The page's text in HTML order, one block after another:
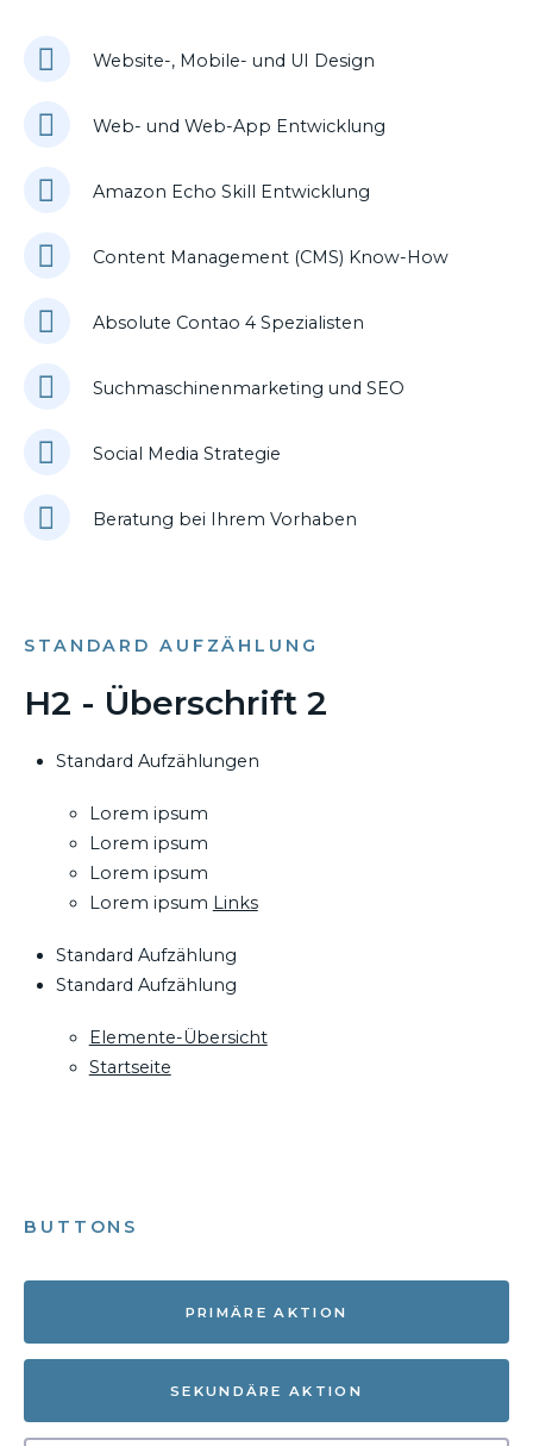
Website-, Mobile- und UI Design
Web- und Web-App Entwicklung
Amazon Echo Skill Entwicklung
Content Management (CMS) Know-How
Absolute Contao 4 Spezialisten
Suchmaschinenmarketing und SEO
Social Media Strategie
Beratung bei Ihrem Vorhaben
STANDARD AUFZÄHLUNG
H2 - Überschrift 2
Standard Aufzählungen
Lorem ipsum
Lorem ipsum
Lorem ipsum
Lorem ipsum Links
Standard Aufzählung
Standard Aufzählung
Elemente-Übersicht
Startseite
BUTTONS
PRIMÄRE AKTION
SEKUNDÄRE AKTION